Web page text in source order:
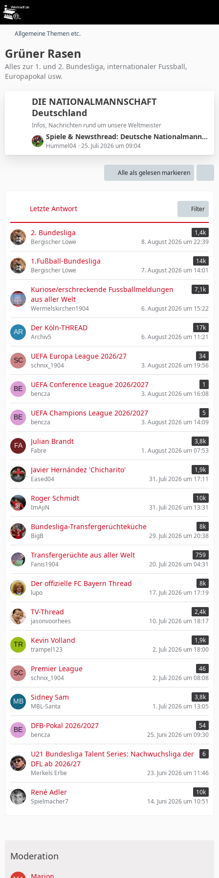
Allgemeine Themen etc.
Grüner Rasen
Alles zur 1. und 2. Bundesliga, internationaler Fussball,
Europapokal usw.
DIE NATIONALMANNSCHAFT
Deutschland
Infos, Nachrichten rund um unsere Weltmeister
L
e
t
e
t
r
ä
g
e
Spiele & Newsthread: Deutsche Nationalmannschaft
Hummel04 25. Juli 2026 um 09:04
Alle als gelesen markieren
Letzte Antwort Filter
2. Bundesliga
1,4k
Bergischer Löwe
8. August 2026 um 22:39
1.Fußball-Bundesliga
14k
Bergischer Löwe
7. August 2026 um 14:01
Kuriose/erschreckende Fussballmeldungen
aus aller Welt
7,1k
Wermelskirchen1904 6. August 2026 um 15:22
Der Köln-THREAD
17k
Archiv5
6. August 2026 um 11:21
UEFA Europa League 2026/27
34
schnix_1904
3. August 2026 um 19:56
UEFA Conference League 2026/2027
1
bencza
3. August 2026 um 16:08
UEFA Champions League 2026/2027
5
bencza
3. August 2026 um 14:09
Julian Brandt
3,8k
Fabre
1. August 2026 um 07:53
Javier Hernández 'Chicharito'
1,9k
Eased04
31. Juli 2026 um 17:11
Roger Schmidt
10k
ImAjiN
31. Juli 2026 um 13:31
Bundesliga-Transfergerüchteküche
8k
BigB
29. Juli 2026 um 20:38
Transfergerüchte aus aller Welt
759
Fanis1904
20. Juli 2026 um 04:31
Der offizielle FC Bayern Thread
8k
lupo
17. Juli 2026 um 17:19
TV-Thread
2,4k
jasonvoorhees
10. Juli 2026 um 18:17
Kevin Volland
1,9k
trampel123
2. Juli 2026 um 18:00
Premier League
46
schnix_1904
2. Juli 2026 um 08:08
Sidney Sam
3,8k
MBL-Santa
1. Juli 2026 um 13:05
DFB-Pokal 2026/2027
54
bencza
25. Juni 2026 um 09:30
U21 Bundesliga Talent Series: Nachwuchsliga der
DFL ab 2026/27
6
Merkels Erbe 23. Juni 2026 um 11:46
René Adler
10k
Spielmacher7
14. Juni 2026 um 10:51
Moderation